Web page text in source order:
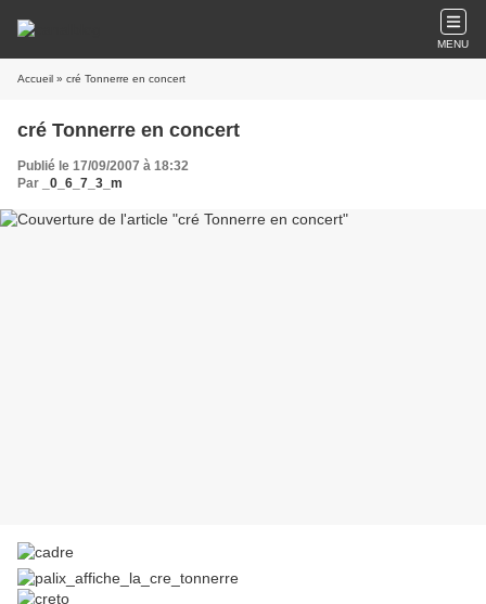
MENU
Accueil » cré Tonnerre en concert
cré Tonnerre en concert
Publié le 17/09/2007 à 18:32
Par
_0_6_7_3_m